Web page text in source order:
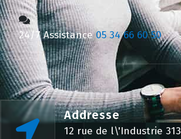
24/7 Assistance 05 34 66 60 50
Addresse
12 rue de l\'Industrie